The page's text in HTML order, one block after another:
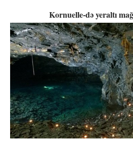
Kornuelle-də yeraltı